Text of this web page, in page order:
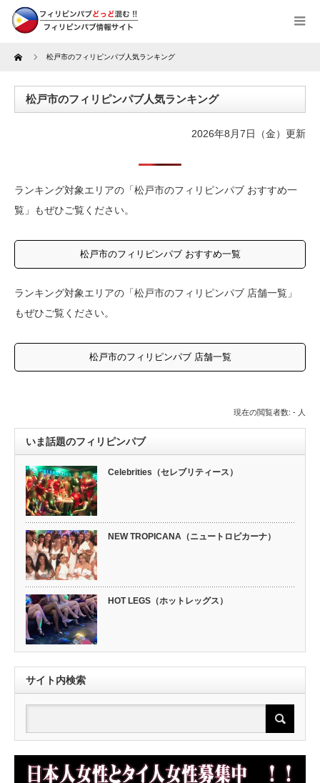
Home 松戸市のフィリピンパブ人気ランキング
松戸市のフィリピンパブ人気ランキング
2026年8月7日（金）更新
ランキング対象エリアの「松戸市のフィリピンパブ おすすめ一
覧」もぜひご覧ください。
松戸市のフィリピンパブ おすすめ一覧
ランキング対象エリアの「松戸市のフィリピンパブ 店舗一覧」
もぜひご覧ください。
松戸市のフィリピンパブ 店舗一覧
現在の閲覧者数: - 人
いま話題のフィリピンパブ
Celebrities（セレブリティース）
NEW TROPICANA（ニュートロピカーナ）
HOT LEGS（ホットレッグス）
サイト内検索